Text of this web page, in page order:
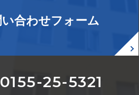
合わせフォーム
25-5321